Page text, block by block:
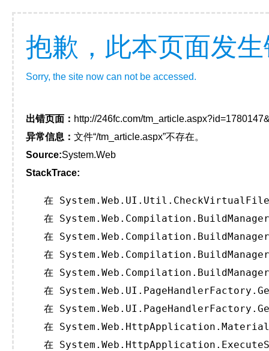
抱歉，此本页面发
Sorry, the site now can not be accessed.
出错页面： http://246fc.com/
异常信息： 文件“/tm_article.aspx”不存在。
Source:System.Web
StackTrace:
在
在
在
在
在
在
在
在
在